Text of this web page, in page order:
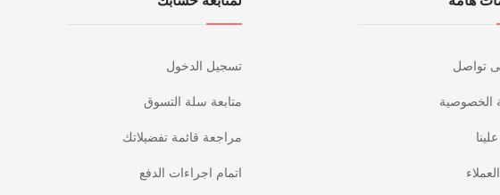
تواصل
الخصوصية
تسجيل الدخول
متابعة سلة التسوق
مراجعة قائمة تفضيلاتك
اتمام اجراءات الدفع